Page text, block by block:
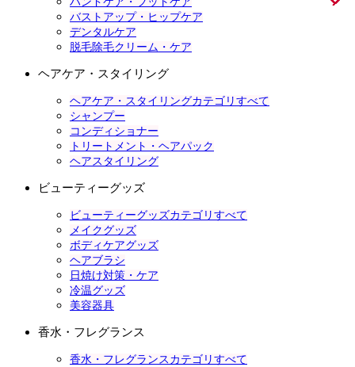
バストアップ・ヒップケア
デンタルケア
脱毛除毛クリーム・ケア
ヘアケア・スタイリング
ヘアケア・スタイリングカテゴリすべて
シャンプー
コンディショナー
トリートメント・ヘアパック
ヘアスタイリング
ビューティーグッズ
ビューティーグッズカテゴリすべて
メイクグッズ
ボディケアグッズ
ヘアブラシ
日焼け対策・ケア
冷温グッズ
美容器具
香水・フレグランス
香水・フレグランスカテゴリすべて